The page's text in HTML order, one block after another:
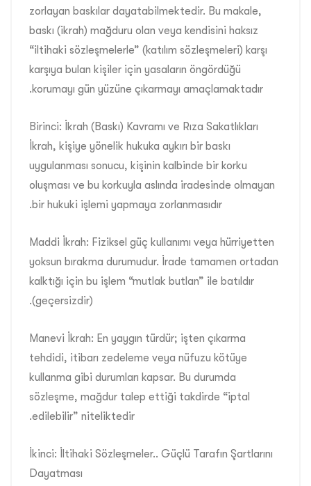
zorlayan baskılar dayatabilmektedir. Bu makale,
baskı (ikrah) mağduru olan veya kendisini haksız
“iltihaki sözleşmelerle” (katılım sözleşmeleri) karşı
karşıya bulan kişiler için yasaların öngördüğü
korumayı gün yüzüne çıkarmayı amaçlamaktadır.
Birinci: İkrah (Baskı) Kavramı ve Rıza Sakatlıkları
İkrah, kişiye yönelik hukuka aykırı bir baskı
uygulanması sonucu, kişinin kalbinde bir korku
oluşması ve bu korkuyla aslında iradesinde olmayan
bir hukuki işlemi yapmaya zorlanmasıdır.
Maddi İkrah: Fiziksel güç kullanımı veya hürriyetten
yoksun bırakma durumudur. İrade tamamen ortadan
kalktığı için bu işlem “mutlak butlan” ile batıldır
(geçersizdir).
Manevi İkrah: En yaygın türdür; işten çıkarma
tehdidi, itibarı zedeleme veya nüfuzu kötüye
kullanma gibi durumları kapsar. Bu durumda
sözleşme, mağdur talep ettiği takdirde “iptal
edilebilir” niteliktedir.
İkinci: İltihaki Sözleşmeler.. Güçlü Tarafın Şartlarını
Dayatması